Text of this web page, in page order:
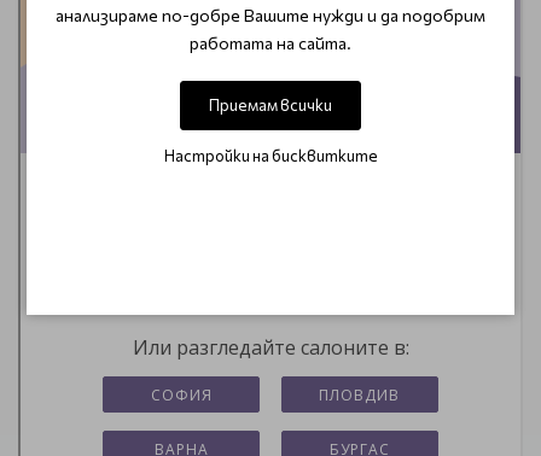
анализираме по-добре Вашите нужди и да подобрим
работата на сайта.
Приемам всички
Настройки на бисквитките